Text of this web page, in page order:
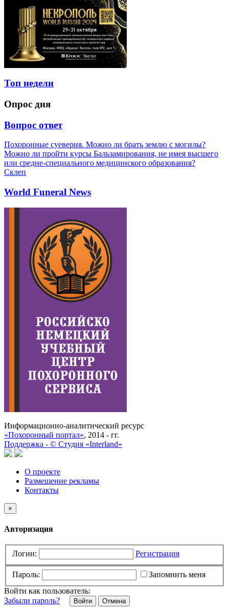
Топ недели
Опрос дня
Вопрос ответ
Похоронные суеверия. Можно ли брать землю с могилы?
Можно ли пройти курсы Бальзамирования, не имея высшего
или средне-специального медицинского образования?
Склеп
World Funeral News
Информационно-аналитический ресурс
«Похоронный портал», 2014 - гг.
Поддержка - © Cтудия «Interland»
О проекте
Размещение рекламы
Контакты
×
Авторизация
Логин: Регистрация
Пароль:
Запомнить меня
Войти как пользователь:
Забыли пароль?
Отмена